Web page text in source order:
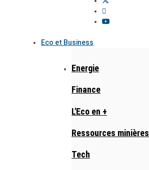
Eco et Business
Energie
Finance
L'Eco en +
Ressources minières
Tech